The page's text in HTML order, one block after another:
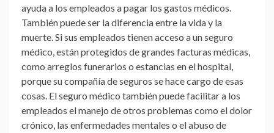
ayuda a los empleados a pagar los gastos médicos.
También puede ser la diferencia entre la vida y la
muerte. Si sus empleados tienen acceso a un seguro
médico, están protegidos de grandes facturas médicas,
como arreglos funerarios o estancias en el hospital,
porque su compañía de seguros se hace cargo de esas
cosas. El seguro médico también puede facilitar a los
empleados el manejo de otros problemas como el dolor
crónico, las enfermedades mentales o el abuso de